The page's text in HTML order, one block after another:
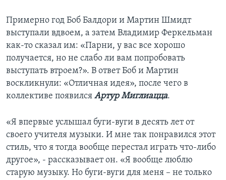
Примерно год Боб Балдори и Мартин Шмидт
выступали вдвоем, а затем Владимир Феркельман
как-то сказал им: «Парни, у вас все хорошо
получается, но не слабо ли вам попробовать
выступать втроем?». В ответ Боб и Мартин
воскликнули: «Отличная идея», после чего в
коллективе появился Артур Миглиацца.
«Я впервые услышал буги-вуги в десять лет от
своего учителя музыки. И мне так понравился этот
стиль, что я тогда вообще перестал играть что-либо
другое», - рассказывает он. «Я вообще люблю
старую музыку. Но буги-вуги для меня – не только